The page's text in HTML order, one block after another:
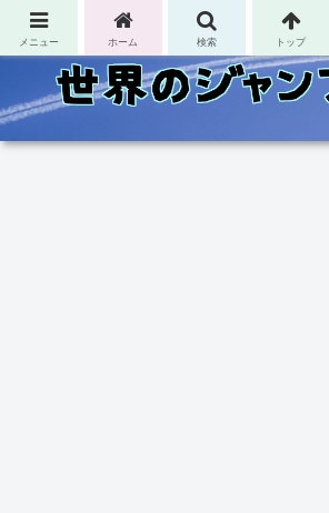
コンテンツへスキップ
メニュー ホーム 検索 トップ